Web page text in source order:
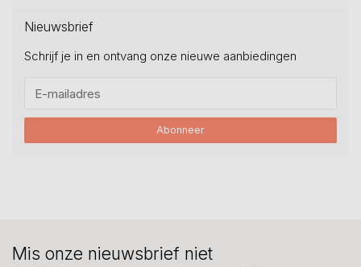
Nieuwsbrief
Schrijf je in en ontvang onze nieuwe aanbiedingen
Abonneer
Mis onze nieuwsbrief niet